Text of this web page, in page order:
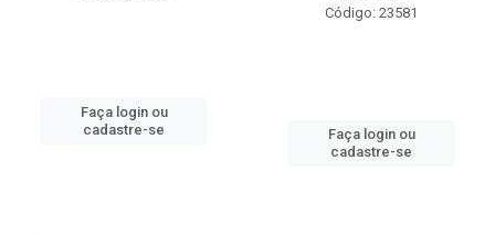
Faça login ou
cadastre-se
Código: 23581
Faça login ou
cadastre-se